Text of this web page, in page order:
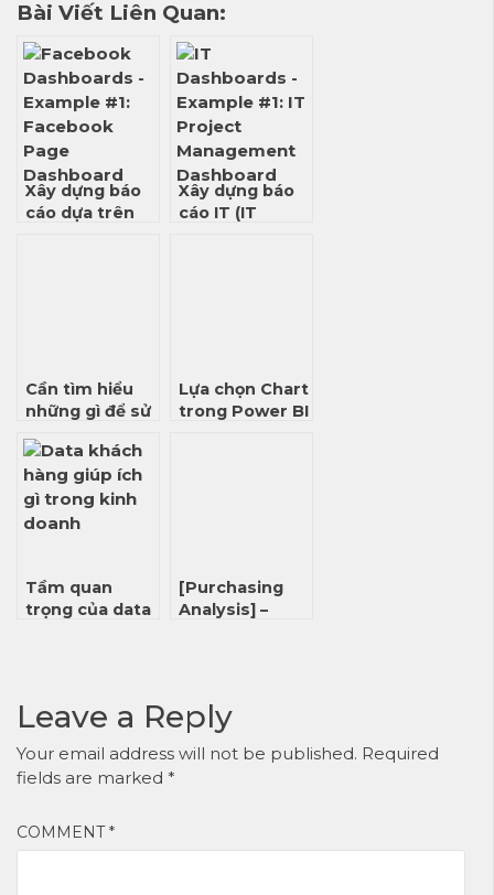
Bài Viết Liên Quan:
Xây dựng báo
cáo dựa trên
Xây dựng báo
cáo IT (IT
Cần tìm hiểu
những gì để sử
như một Data
Analyst?
Lựa chọn Chart
trong Power BI
Tầm quan
trọng của data
[Purchasing
Analysis] –
Leave a Reply
Your email address will not be published. Required
fields are marked *
COMMENT*